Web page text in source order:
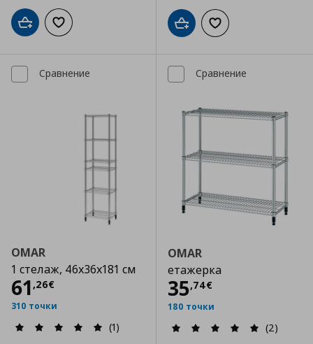
Добави в кошницата
Добави към списъка с любимиДобави в кошницата
Добави към
Сравнение
OMAR
1 стелаж, 46x36x181 см
61 ,26€
Цена
310 точки
(1)
Сравнение
OMAR
етажерка
35,74€
Цена
180 точки
(2)